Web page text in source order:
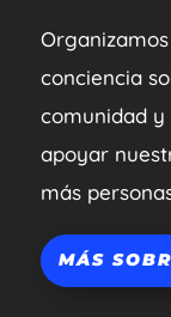
conciencia
comunidad
apoyar
más
MÁS